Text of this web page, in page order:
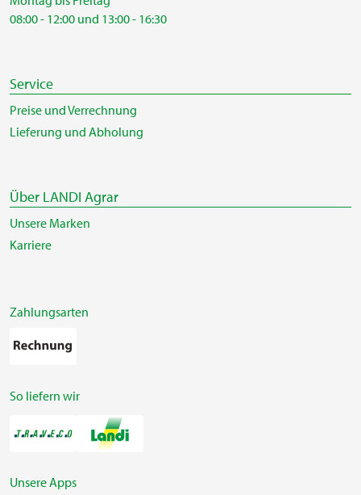
08:00 - 12:00 und 13:00 - 16:30
Service
Preise und Verrechnung
Lieferung und Abholung
Über LANDI Agrar
Unsere Marken
Karriere
Zahlungsarten
So liefern wir
Unsere Apps